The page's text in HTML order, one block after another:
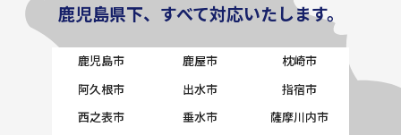
鹿児島県下、すべて対応いたします。
鹿児島市 鹿屋市
枕崎市
阿久根市
出水市
指宿市
西之表市
垂水市
薩摩川内市